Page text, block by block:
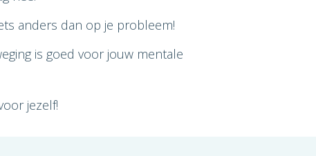
anders dan op je probleem!
is goed voor jouw mentale
jezelf!